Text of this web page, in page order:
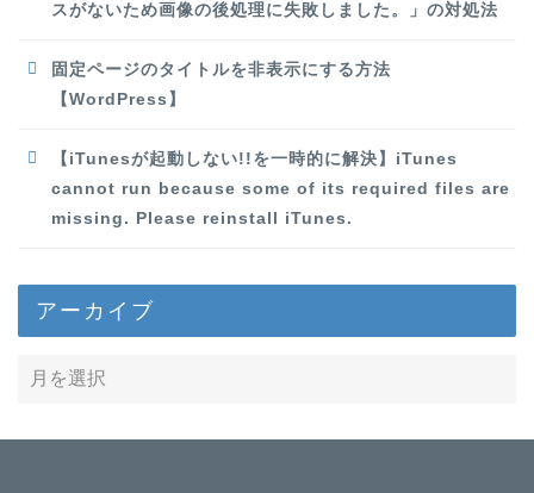
スがないため画像の後処理に失敗しました。」の対処法
固定ページのタイトルを非表示にする方法
【WordPress】
【iTunesが起動しない!!を一時的に解決】iTunes
cannot run because some of its required files are
missing. Please reinstall iTunes.
アーカイブ